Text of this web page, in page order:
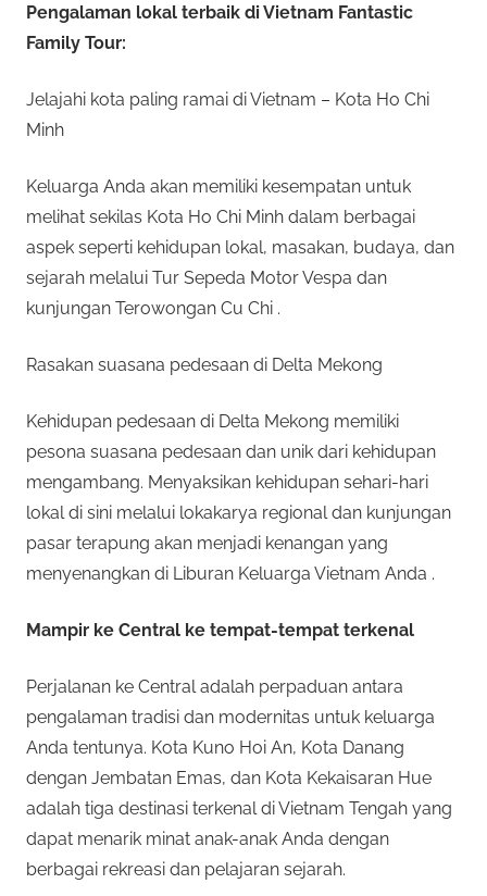
Pengalaman lokal terbaik di Vietnam Fantastic
Family Tour:
Jelajahi kota paling ramai di Vietnam – Kota Ho Chi
Minh
Keluarga Anda akan memiliki kesempatan untuk
melihat sekilas Kota Ho Chi Minh dalam berbagai
aspek seperti kehidupan lokal, masakan, budaya, dan
sejarah melalui Tur Sepeda Motor Vespa dan
kunjungan Terowongan Cu Chi .
Rasakan suasana pedesaan di Delta Mekong
Kehidupan pedesaan di Delta Mekong memiliki
pesona suasana pedesaan dan unik dari kehidupan
mengambang. Menyaksikan kehidupan sehari-hari
lokal di sini melalui lokakarya regional dan kunjungan
pasar terapung akan menjadi kenangan yang
menyenangkan di Liburan Keluarga Vietnam Anda .
Mampir ke Central ke tempat-tempat terkenal
Perjalanan ke Central adalah perpaduan antara
pengalaman tradisi dan modernitas untuk keluarga
Anda tentunya. Kota Kuno Hoi An, Kota Danang
dengan Jembatan Emas, dan Kota Kekaisaran Hue
adalah tiga destinasi terkenal di Vietnam Tengah yang
dapat menarik minat anak-anak Anda dengan
berbagai rekreasi dan pelajaran sejarah.